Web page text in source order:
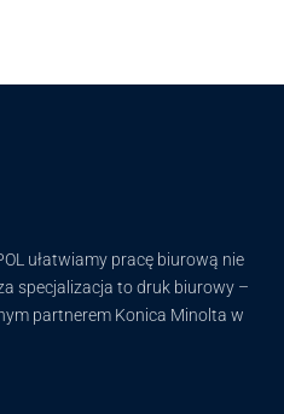
ułatwiamy pracę biurową nie
specjalizacja to druk biurowy –
partnerem Konica Minolta w